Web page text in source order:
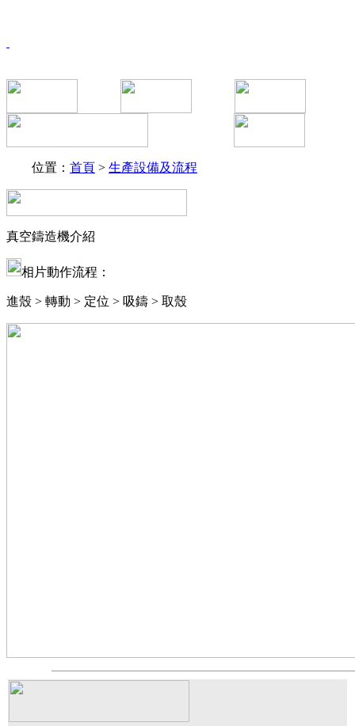
位置： 首頁 > 生產設備及流程
真空鑄造機介紹
相片動作流程：
進殼 > 轉動 > 定位 > 吸鑄 > 取殼